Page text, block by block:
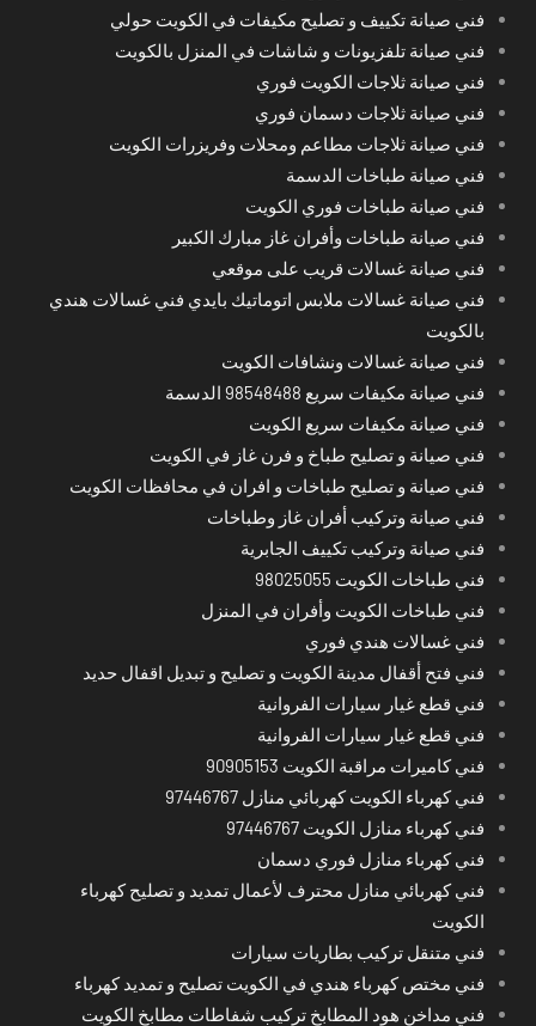
فني صيانة تكييف و تصليح مكيفات في الكويت حولي
فني صيانة تلفزيونات و شاشات في المنزل بالكويت
فني صيانة ثلاجات الكويت فوري
فني صيانة ثلاجات دسمان فوري
فني صيانة ثلاجات مطاعم ومحلات وفريزرات الكويت
فني صيانة طباخات الدسمة
فني صيانة طباخات فوري الكويت
فني صيانة طباخات وأفران غاز مبارك الكبير
فني صيانة غسالات قريب على موقعي
فني صيانة غسالات ملابس اتوماتيك بايدي فني غسالات هندي
بالكويت
فني صيانة غسالات ونشافات الكويت
فني صيانة مكيفات سريع 98548488 الدسمة
فني صيانة مكيفات سريع الكويت
فني صيانة و تصليح طباخ و فرن غاز في الكويت
فني صيانة و تصليح طباخات و افران في محافظات الكويت
فني صيانة وتركيب أفران غاز وطباخات
فني صيانة وتركيب تكييف الجابرية
فني طباخات الكويت 98025055
فني طباخات الكويت وأفران في المنزل
فني غسالات هندي فوري
فني فتح أقفال مدينة الكويت و تصليح و تبديل اقفال حديد
فني قطع غيار سيارات الفروانية
فني قطع غيار سيارات الفروانية
فني كاميرات مراقبة الكويت 90905153
فني كهرباء الكويت كهربائي منازل 97446767
فني كهرباء منازل الكويت 97446767
فني كهرباء منازل فوري دسمان
فني كهربائي منازل محترف لأعمال تمديد و تصليح كهرباء
الكويت
فني متنقل تركيب بطاريات سيارات
فني مختص كهرباء هندي في الكويت تصليح و تمديد كهرباء
فني مداخن هود المطابخ تركيب شفاطات مطابخ الكويت